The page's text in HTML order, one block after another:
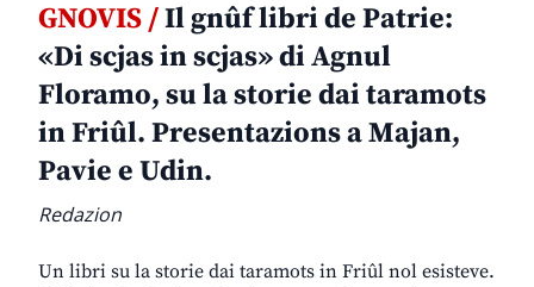
GNOVIS /Il gnûf libri de Patrie:
«Di scjas in scjas» di Agnul
Floramo, su la storie dai taramots
in Friûl. Presentazions a Majan,
Pavie e Udin.
Redazion
Un libri su la storie dai taramots in Friûl nol esisteve.